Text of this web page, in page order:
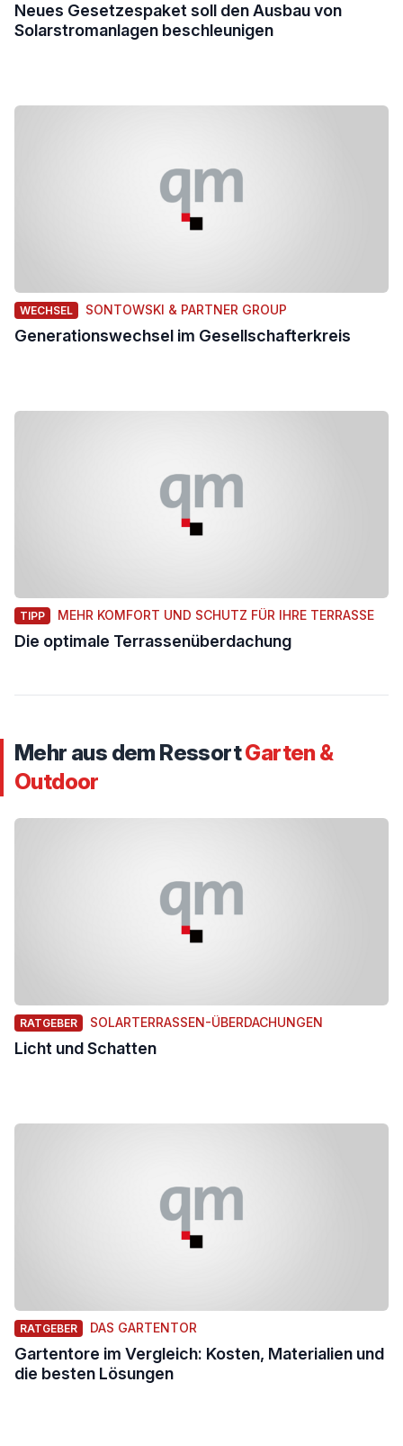
Neues Gesetzespaket soll den Ausbau von
Solarstromanlagen beschleunigen
WECHSEL SONTOWSKI & PARTNER GROUP
Generationswechsel im Gesellschafterkreis
TIPP MEHR KOMFORT UND SCHUTZ FÜR IHRE TERRASSE
Die optimale Terrassenüberdachung
Mehr aus dem RessortGarten &
Outdoor
RATGEBER SOLARTERRASSEN-ÜBERDACHUNGEN
Licht und Schatten
RATGEBER DAS GARTENTOR
Gartentore im Vergleich: Kosten, Materialien und
die besten Lösungen